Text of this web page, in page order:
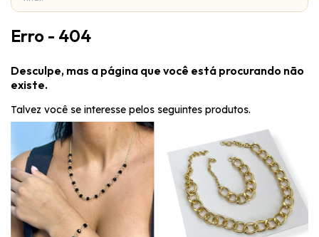
Erro - 404
Desculpe, mas a página que você está procurando não
existe.
Talvez você se interesse pelos seguintes produtos.